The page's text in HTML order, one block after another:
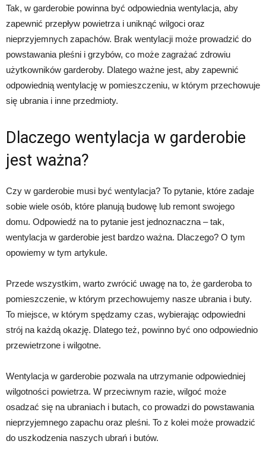
Tak, w garderobie powinna być odpowiednia wentylacja, aby
zapewnić przepływ powietrza i uniknąć wilgoci oraz
nieprzyjemnych zapachów. Brak wentylacji może prowadzić do
powstawania pleśni i grzybów, co może zagrażać zdrowiu
użytkowników garderoby. Dlatego ważne jest, aby zapewnić
odpowiednią wentylację w pomieszczeniu, w którym przechowuje
się ubrania i inne przedmioty.
Dlaczego wentylacja w garderobie
jest ważna?
Czy w garderobie musi być wentylacja? To pytanie, które zadaje
sobie wiele osób, które planują budowę lub remont swojego
domu. Odpowiedź na to pytanie jest jednoznaczna – tak,
wentylacja w garderobie jest bardzo ważna. Dlaczego? O tym
opowiemy w tym artykule.
Przede wszystkim, warto zwrócić uwagę na to, że garderoba to
pomieszczenie, w którym przechowujemy nasze ubrania i buty.
To miejsce, w którym spędzamy czas, wybierając odpowiedni
strój na każdą okazję. Dlatego też, powinno być ono odpowiednio
przewietrzone i wilgotne.
Wentylacja w garderobie pozwala na utrzymanie odpowiedniej
wilgotności powietrza. W przeciwnym razie, wilgoć może
osadzać się na ubraniach i butach, co prowadzi do powstawania
nieprzyjemnego zapachu oraz pleśni. To z kolei może prowadzić
do uszkodzenia naszych ubrań i butów.